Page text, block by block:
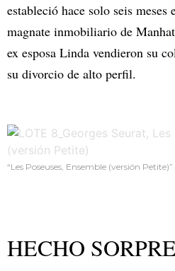
estableció hace solo seis meses
magnate inmobiliario de
ex esposa Linda vendieron su
su divorcio de alto perfil.
“Les Poseuses, Ensemble (versión
HECHO